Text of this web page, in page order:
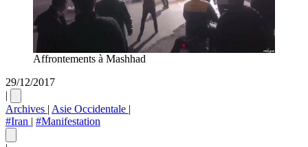
Affrontements à Mashhad
29/12/2017
|
Archives | Asie Occidentale |
#Iran | #Manifestation